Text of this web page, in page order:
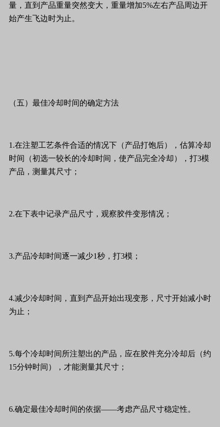
量，直到产品重量突然变大，重量增加5%左右产品周边开
始产生飞边时为止。
（五）最佳冷却时间的确定方法
1.在注塑工艺条件合适的情况下（产品打饱后），估算冷却
时间（初选一较长的冷却时间，使产品完全冷却），打3模
产品，测量其尺寸；
2.在下表中记录产品尺寸，观察胶件变形情况；
3.产品冷却时间逐一减少1秒，打3模；
4.减少冷却时间，直到产品开始出现变形，尺寸开始减小时
为止；
5.每个冷却时间所注塑出的产品，应在胶件充分冷却后（约
15分钟时间），才能测量其尺寸；
6.确定最佳冷却时间的依据——考虑产品尺寸稳定性。